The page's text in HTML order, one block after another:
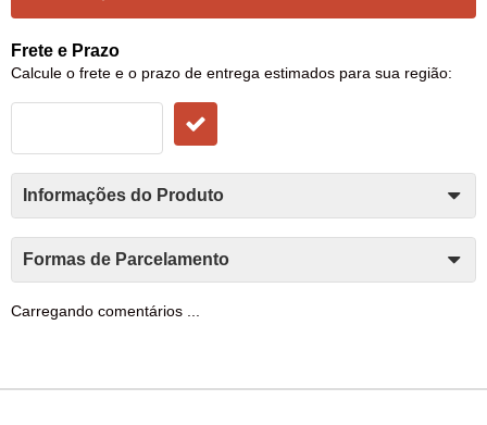
Frete e Prazo
Calcule o frete e o prazo de entrega estimados para sua região:
Informações do Produto
Formas de Parcelamento
Carregando comentários ...